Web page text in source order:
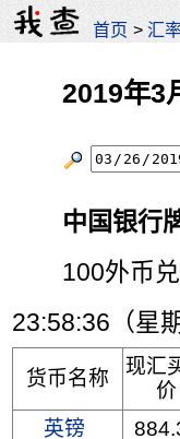
首页 >汇
2019年3
中国银行
100外币兑
23:58:36（星
货币名称
现汇
价
英镑